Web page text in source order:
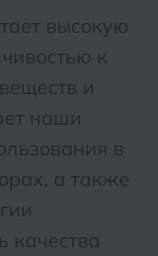
высокую
к
и
наши
в
а также
качества